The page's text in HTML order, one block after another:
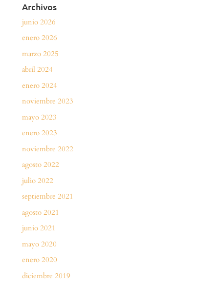
Archivos
junio 2026
enero 2026
marzo 2025
abril 2024
enero 2024
noviembre 2023
mayo 2023
enero 2023
noviembre 2022
agosto 2022
julio 2022
septiembre 2021
agosto 2021
junio 2021
mayo 2020
enero 2020
diciembre 2019